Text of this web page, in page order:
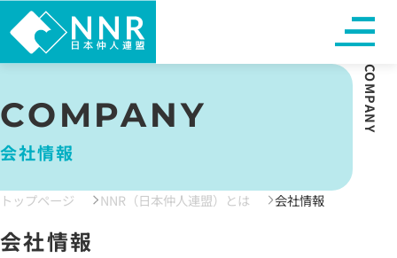
COMPANY
会社情報
COMPANY
トップページ NNR（日本仲人連盟）とは 会社情報
会社情報